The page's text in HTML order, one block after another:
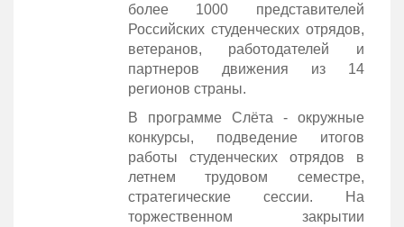
более 1000 представителей
Российских студенческих отрядов,
ветеранов, работодателей и
партнеров движения из 14
регионов страны.
В программе Слёта - окружные
конкурсы, подведение итогов
работы студенческих отрядов в
летнем трудовом семестре,
стратегические сессии. На
торжественном закрытии